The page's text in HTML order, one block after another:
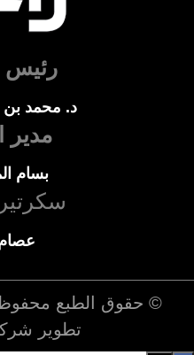
رئيس
د. محمد بن
مدير
بسام
سكرتير
© حقوق الطبع
تطوير